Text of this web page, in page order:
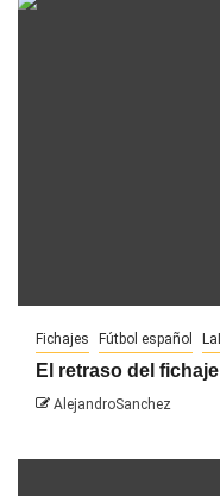
Fichajes Fútbol español
El retraso del
AlejandroSanchez